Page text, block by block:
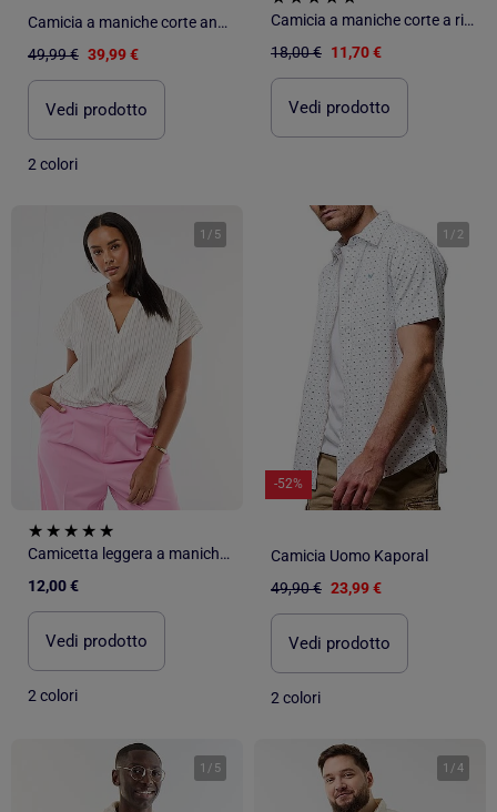
Camicia a maniche corte annodata sul lato OMERVA
49,99 € 39,99 €
Vedi prodotto
2 colori
Camicia a maniche corte a righe
18,00 € 11,70 €
Vedi prodotto
1 / 5
Camicetta leggera a maniche corte
12,00 €
Vedi prodotto
2 colori
1 / 2
-52%
Camicia Uomo Kaporal
49,90 € 23,99 €
Vedi prodotto
2 colori
1 / 5 1 /4